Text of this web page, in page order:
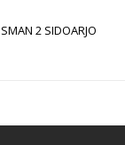
2 SIDOARJO